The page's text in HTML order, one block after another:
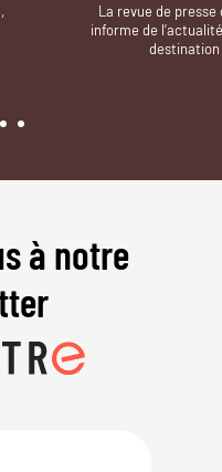
La revue de presse
informe de
destination
à notre